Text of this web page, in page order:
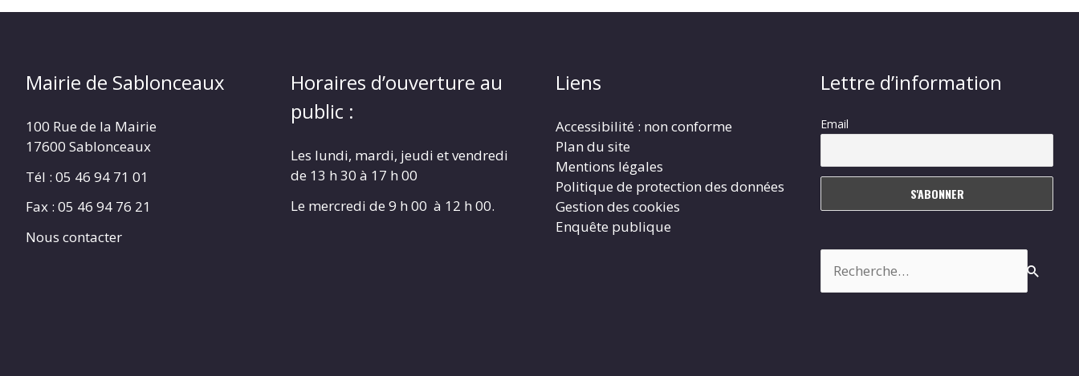
Mairie de Sablonceaux
100 Rue de la Mairie
17600 Sablonceaux
Tél : 05 46 94 71 01
Fax : 05 46 94 76 21
Nous contacter
Horaires d’ouverture au
public :
Les lundi, mardi, jeudi et vendredi
de 13 h 30 à 17 h 00
Le mercredi de 9 h 00 à 12 h 00.
Liens
Accessibilité : non conforme
Plan du site
Mentions légales
Politique de protection des données
Gestion des cookies
Enquête publique
Lettre d’information
Email